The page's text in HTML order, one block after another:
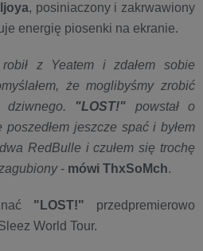
, posiniaczony i zakrwawiony
energię piosenki na ekranie.
z Yeatem i zdałem sobie
że moglibyśmy zrobić
"LOST!" powstał o
jeszcze spać i byłem
RedBulle i czułem się trochę
- mówi ThxSoMch.
"LOST!" przedpremierowo
World Tour.